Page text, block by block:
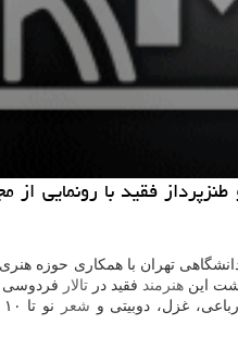
فقید با
تهران با همكاری حوزه
این هنرمند فقید در تالار فردوسی
غزل، دوبیتی و شعر